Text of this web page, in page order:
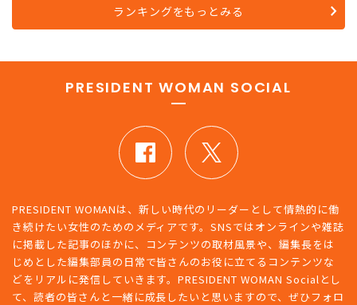
ランキングをもっとみる
PRESIDENT WOMAN SOCIAL
PRESIDENT WOMANは、新しい時代のリーダーとして情熱的に働
き続けたい女性のためのメディアです。SNSではオンラインや雑誌
に掲載した記事のほかに、コンテンツの取材風景や、編集長をは
じめとした編集部員の日常で皆さんのお役に立てるコンテンツな
どをリアルに発信していきます。PRESIDENT WOMAN Socialとし
て、読者の皆さんと一緒に成長したいと思いますので、ぜひフォロ